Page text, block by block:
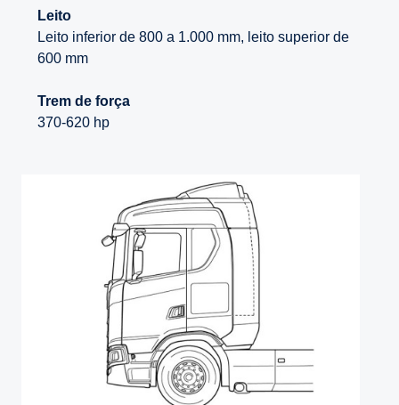
Leito
Leito inferior de 800 a 1.000 mm, leito superior de
600 mm
Trem de força
370-620 hp